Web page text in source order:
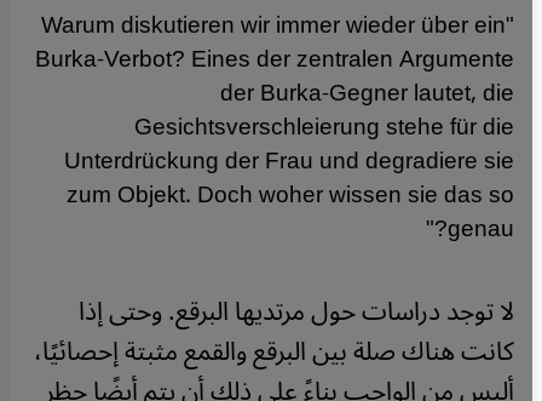
"Warum diskutieren wir immer wieder über ein
Burka-Verbot? Eines der zentralen Argumente
der Burka-Gegner lautet, die
Gesichtsverschleierung stehe für die
Unterdrückung der Frau und degradiere sie
zum Objekt. Doch woher wissen sie das so
genau?"
لا توجد دراسات حول مرتديها البرقع. وحتى إذا
كانت هناك صلة بين البرقع والقمع مثبتة إحصائيًا،